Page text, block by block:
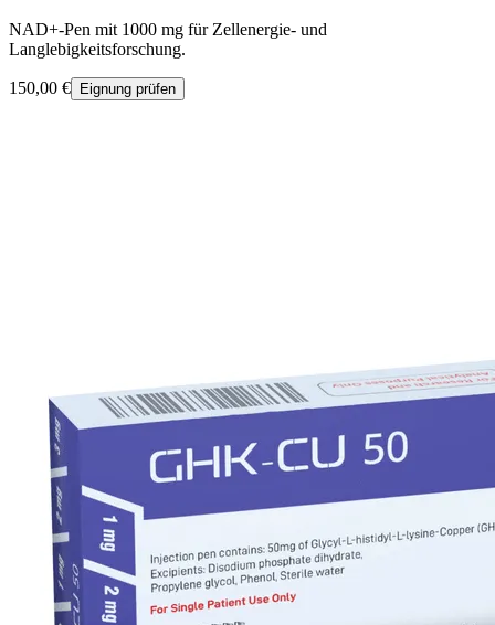
NAD+-Pen mit 1000 mg für Zellenergie- und
Langlebigkeitsforschung.
150,00 € Eignung prüfen